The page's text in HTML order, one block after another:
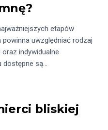
etapów
uwzględniać rodzaj
indywidualne
dostępne są…
bliskiej